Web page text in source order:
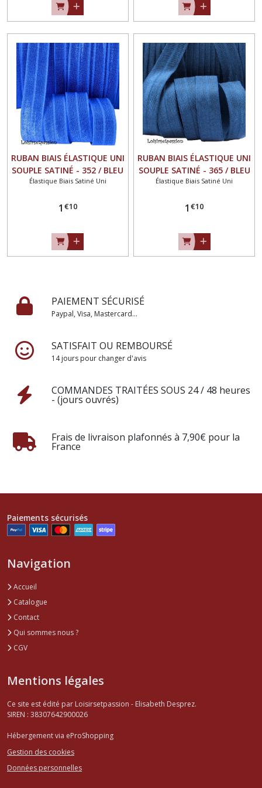
RUBAN BIAIS ÉLASTIQUE UNI
SOUPLE SATINÉ - 352 / BLEU
ÉLECTRIQUE ** 16 mm **
au mètre
Élastique Biais Satiné Uni
1 €10
RUBAN BIAIS ÉLASTIQUE UNI
SOUPLE SATINÉ - 365 / BLEU
MARINE CLAIR ** 16 mm **
au mètre
Élastique Biais Satiné Uni
1 €10
PAIEMENT SÉCURISÉ
Paypal, Visa, Mastercard...
SATISFAIT OU REMBOURSÉ
14 jours pour changer d'avis
COMMANDES TRAITÉES SOUS 24 / 48 heures
- (jours ouvrés)
Frais de livraison plafonnés à 7,90€ pour la
France
Paiements sécurisés
Navigation
Accueil
Catalogue
Contact
Qui sommes nous ?
CGV
Mentions légales
Ce site est édité par Loisirsetpassion - Elisabeth Desprez.
SIREN : 38307642900026
Hébergement via eProShopping
Gestion des cookies
Données personnelles